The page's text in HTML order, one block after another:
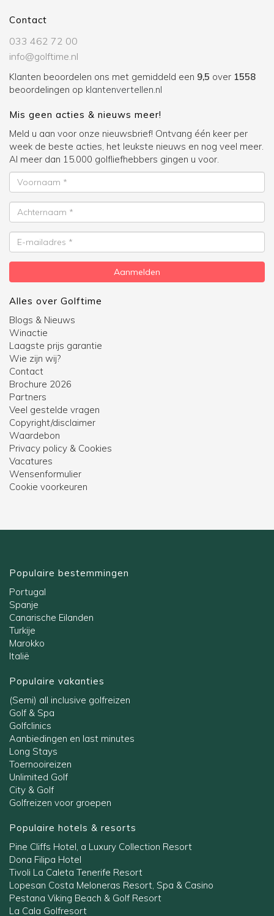
Contact
033 462 72 00
info@golftime.nl
Klanten beoordelen ons met gemiddeld een 9,5 over 1558
beoordelingen op klantenvertellen.nl
Mis geen acties & nieuws meer!
Meld u aan voor onze nieuwsbrief! Ontvang één keer per
week de beste acties, het leukste nieuws en nog veel meer.
Al meer dan 15.000 golfliefhebbers gingen u voor.
Voornaam
Achternaam
E-
mailadres
Aanmelden
Alles over Golftime
Blogs & Nieuws
Winactie
Laagste prijs garantie
Wie zijn wij?
Contact
Brochure 2026
Partners
Veel gestelde vragen
Copyright/disclaimer
Waardebon
Privacy policy & Cookies
Vacatures
Wensenformulier
Cookie voorkeuren
Populaire bestemmingen
Portugal
Spanje
Canarische Eilanden
Turkije
Marokko
Italië
Populaire vakanties
(Semi) all inclusive golfreizen
Golf & Spa
Golfclinics
Aanbiedingen en last minutes
Long Stays
Toernooireizen
Unlimited Golf
City & Golf
Golfreizen voor groepen
Populaire hotels & resorts
Pine Cliffs Hotel, a Luxury Collection Resort
Dona Filipa Hotel
Tivoli La Caleta Tenerife Resort
Lopesan Costa Meloneras Resort, Spa & Casino
Pestana Viking Beach & Golf Resort
La Cala Golfresort